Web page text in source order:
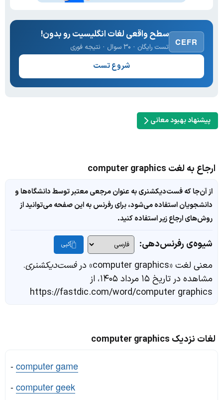
CEFR
سطح واقعی لغات انگلیسیت رو بدون!
تست رایگان · ۳۰ سوال · نتیجه فوری
شروع تست
پیشنهاد بهبود معانی
ارجاع به لغت computer graphics
از آن‌جا که فست‌دیکشنری به عنوان مرجعی معتبر توسط دانشگاه‌ها و
دانشجویان استفاده می‌شود، برای رفرنس به این صفحه می‌توانید از
روش‌های ارجاع زیر استفاده کنید.
شیوه‌ی رفرنس‌دهی: کپی
معنی لغت «computer graphics» در فست‌دیکشنری.
مشاهده در تاریخ ۱۵ مرداد ۱۴۰۵، از
https://fastdic.com/word/computer graphics
لغات نزدیک computer graphics
-computer game
-computer geek